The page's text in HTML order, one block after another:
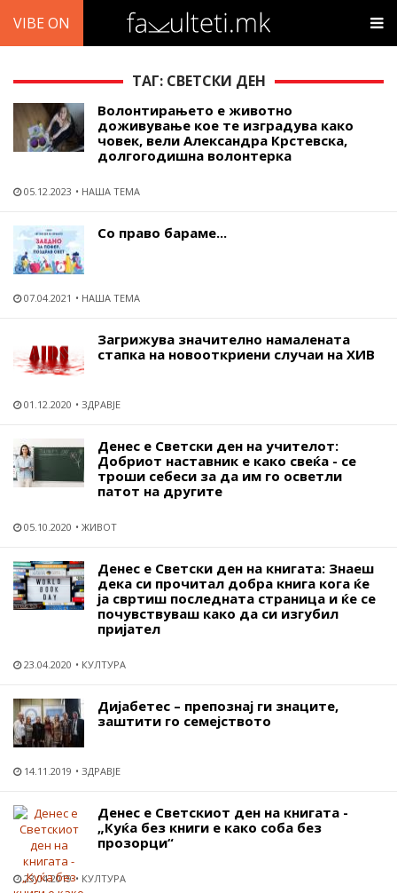
VIBE ON
ТАГ: СВЕТСКИ ДЕН
Волонтирањето е животно
доживување кое те изградува како
човек, вели Александра Крстевска,
долгогодишна волонтерка
05.12.2023 НАША ТЕМА
Со право бараме...
07.04.2021 НАША ТЕМА
Загрижува значително намалената
стапка на новооткриени случаи на ХИВ
01.12.2020 ЗДРАВЈЕ
Денес е Светски ден на учителот:
Добриот наставник е како свеќа - се
троши себеси за да им го осветли
патот на другите
05.10.2020 ЖИВОТ
Денес е Светски ден на книгата: Знаеш
дека си прочитал добра книга кога ќе
ја свртиш последната страница и ќе се
почувствуваш како да си изгубил
пријател
23.04.2020 КУЛТУРА
Дијабетес – препознај ги знаците,
заштити го семејството
14.11.2019 ЗДРАВЈЕ
Денес е Светскиот ден на книгата -
„Куќа без книги е како соба без
прозорци“
23.04.2019 КУЛТУРА